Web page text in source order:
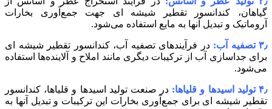
گیاهان، کندانسور تقطیر شیشه‌ ای جهت جمع‌آوری بخارات
آروماتیک و تبدیل آنها به مایع استفاده می‌شود.
۳٫ تصفیه آب:
در فرآیندهای تصفیه آب، کندانسور تقطیر شیشه‌ ای
برای جداسازی آب از ترکیبات دیگری مانند املاح و آلاینده‌ها استفاده
می‌شود.
۴٫ تولید اسیدها و قلیاها:
در صنعت تولید اسیدها و قلیاها، کندانسور
تقطیر شیشه‌ ای برای جمع‌آوری بخارات این ترکیبات و تبدیل آنها به